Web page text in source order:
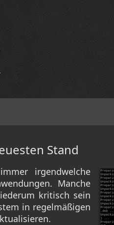
Stand
irgendwelche
Manche
kritisch sein
in regelmäßigen